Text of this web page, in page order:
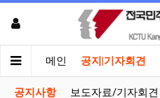
메인 공지|기자회견
공지사항 보도자료/기자회견